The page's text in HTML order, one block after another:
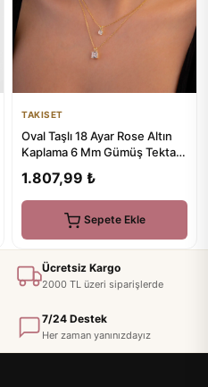
TAKISET
Oval Taşlı 18 Ayar Rose Altın
Kaplama 6 Mm Gümüş Tektaş
1.807,99 ₺
Sepete Ekle
Ücretsiz Kargo
2000 TL üzeri siparişlerde
7/24 Destek
Her zaman yanınızdayız